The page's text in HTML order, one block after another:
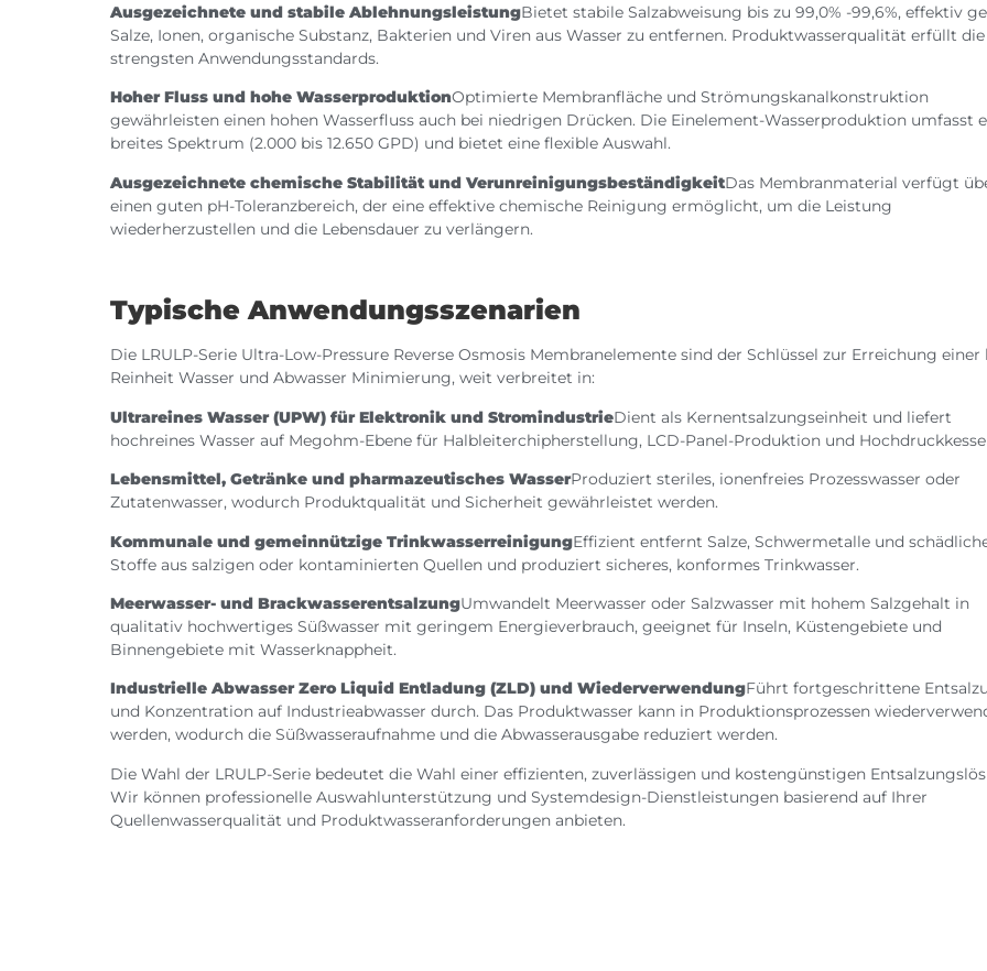
Ausgezeichnete und stabile AblehnungsleistungBietet stabile Salzabweisung bis zu 99,0% -99,6%, effektiv
Salze, Ionen, organische Substanz, Bakterien und Viren aus Wasser zu entfernen. Produktwasserqualität erfüllt die
strengsten Anwendungsstandards.
Hoher Fluss und hohe WasserproduktionOptimierte Membranfläche und Strömungskanalkonstruktion
gewährleisten einen hohen Wasserfluss auch bei niedrigen Drücken. Die Einelement-Wasserproduktion umfasst
breites Spektrum (2.000 bis 12.650 GPD) und bietet eine flexible Auswahl.
Ausgezeichnete chemische Stabilität und VerunreinigungsbeständigkeitDas Membranmaterial verfügt
einen guten pH-Toleranzbereich, der eine effektive chemische Reinigung ermöglicht, um die Leistung
wiederherzustellen und die Lebensdauer zu verlängern.
Typische Anwendungsszenarien
Die LRULP-Serie Ultra-Low-Pressure Reverse Osmosis Membranelemente sind der Schlüssel zur Erreichung einer
Reinheit Wasser und Abwasser Minimierung, weit verbreitet in:
Ultrareines Wasser (UPW) für Elektronik und StromindustrieDient als Kernentsalzungseinheit und liefert
hochreines Wasser auf Megohm-Ebene für Halbleiterchipherstellung, LCD-Panel-Produktion und
Lebensmittel, Getränke und pharmazeutisches WasserProduziert steriles, ionenfreies Prozesswasser oder
Zutatenwasser, wodurch Produktqualität und Sicherheit gewährleistet werden.
Kommunale und gemeinnützige TrinkwasserreinigungEffizient entfernt Salze, Schwermetalle und
Stoffe aus salzigen oder kontaminierten Quellen und produziert sicheres, konformes Trinkwasser.
Meerwasser- und BrackwasserentsalzungUmwandelt Meerwasser oder Salzwasser mit hohem Salzgehalt in
qualitativ hochwertiges Süßwasser mit geringem Energieverbrauch, geeignet für Inseln, Küstengebiete und
Binnengebiete mit Wasserknappheit.
Industrielle Abwasser Zero Liquid Entladung (ZLD) und WiederverwendungFührt fortgeschrittene
und Konzentration auf Industrieabwasser durch. Das Produktwasser kann in Produktionsprozessen
werden, wodurch die Süßwasseraufnahme und die Abwasserausgabe reduziert werden.
Die Wahl der LRULP-Serie bedeutet die Wahl einer effizienten, zuverlässigen und kostengünstigen
Wir können professionelle Auswahlunterstützung und Systemdesign-Dienstleistungen basierend auf Ihrer
Quellenwasserqualität und Produktwasseranforderungen anbieten.